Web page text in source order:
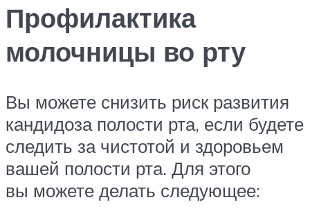
Профилактика
молочницы во рту
Вы можете снизить риск развития
кандидоза полости рта, если будете
следить за чистотой и здоровьем
вашей полости рта. Для этого
вы можете делать следующее: